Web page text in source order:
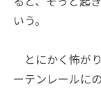
いう。
とにかく怖が
ーテンレールに